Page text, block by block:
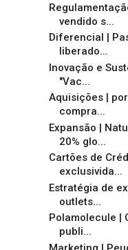
vendido s...
Diferencial |
liberado...
Inovação e
"Vac...
Aquisições |
compra...
Expansão |
20% glo...
Cartões de
exclusivida...
Estratégia de
outlets...
Polamolecule |
publi...